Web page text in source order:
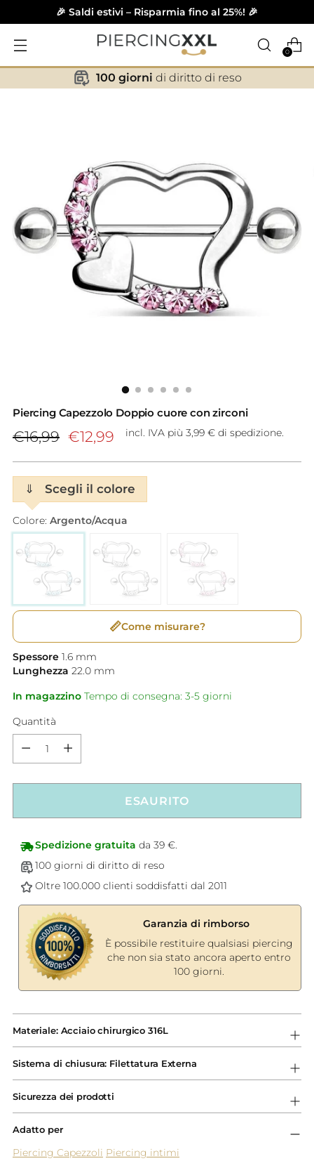
🎉 Saldi estivi – Risparmia fino al 25%! 🎉
0
✕
100 giorni di diritto di reso
Piercing Capezzolo Doppio cuore con zirconi
Prezzo
listino
€16,99 €12,99 incl. IVA più 3,99 € di spedizione.
⇓ Scegli il colore
Colore: Argento/Acqua
📏Come misurare?
Spessore 1.6 mm
Lunghezza 22.0 mm
In magazzino Tempo di consegna: 3-5 giorni
Quantità
ESAURITO
Spedizione gratuita da 39 €.
100 giorni di diritto di reso
Oltre 100.000 clienti soddisfatti dal 2011
Garanzia di rimborso
È possibile restituire qualsiasi piercing
che non sia stato ancora aperto entro
100 giorni.
prodotto
al
carrello...
Materiale: Acciaio chirurgico 316L
Sistema di chiusura: Filettatura Externa
Sicurezza dei prodotti
Adatto per
Piercing Capezzoli Piercing intimi